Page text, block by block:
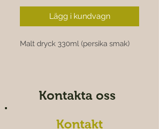
Lägg i kundvagn
Malt dryck 330ml (persika smak)
Kontakta oss
Kontakt